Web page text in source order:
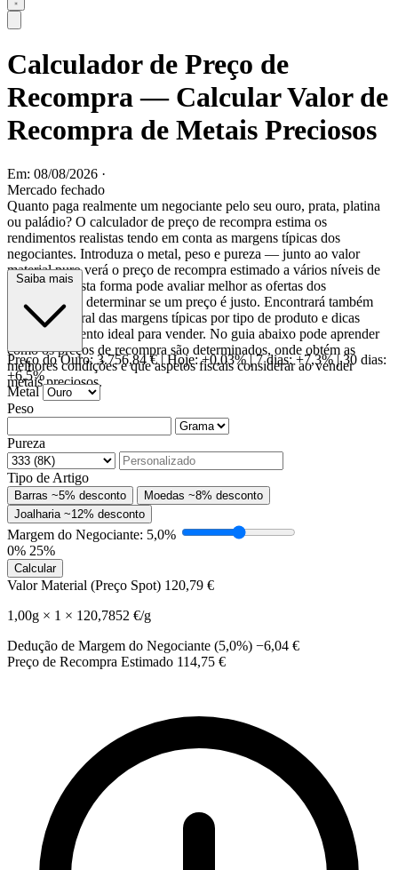
Calculador de Preço de
Recompra — Calcular Valor de
Recompra de Metais Preciosos
Em: 08/08/2026 ·
Mercado fechado
Quanto paga realmente um negociante pelo seu ouro, prata, platina
ou paládio? O calculador de preço de recompra estima os
rendimentos realistas tendo em conta as margens típicas dos
negociantes. Introduza o metal, peso e pureza — junto ao valor
material puro verá o preço de recompra estimado a vários níveis de
desconto. Desta forma pode avaliar melhor as ofertas dos
negociantes e determinar se um preço é justo. Encontrará também
uma visão geral das margens típicas por tipo de produto e dicas
sobre o momento ideal para vender. No guia abaixo pode aprender
como os preços de recompra são determinados, onde obtém as
melhores condições e que aspetos fiscais considerar ao vender
metais preciosos.
Preço do Ouro: 3.756,84 € | Hoje: +0,03%| 7 dias: +7,3%| 30 dias:
+6,5%
Metal
Peso
Pureza
Tipo de Artigo
Barras ~5% desconto Moedas ~8% desconto
Joalharia ~12% desconto
Margem do Negociante: 5,0%
0% 25%
Calcular
Valor Material (Preço Spot) 120,79 €
1,00g × 1 × 120,7852 €/g
Dedução de Margem do Negociante (5,0%) −6,04 €
Preço de Recompra Estimado 114,75 €